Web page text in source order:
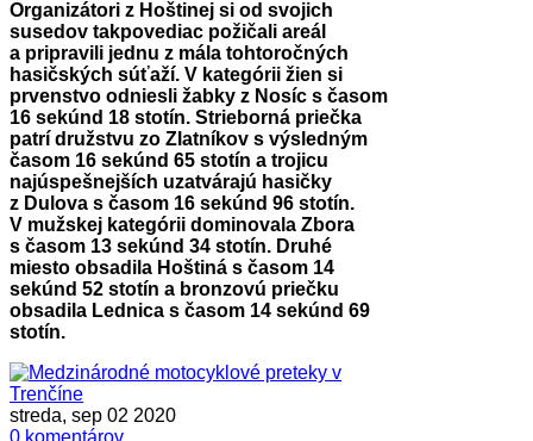
Organizátori z Hoštinej si od svojich
susedov takpovediac požičali areál
a pripravili jednu z mála tohtoročných
hasičských súťaží. V kategórii žien si
prvenstvo odniesli žabky z Nosíc s časom
16 sekúnd 18 stotín. Strieborná priečka
patrí družstvu zo Zlatníkov s výsledným
časom 16 sekúnd 65 stotín a trojicu
najúspešnejších uzatvárajú hasičky
z Dulova s časom 16 sekúnd 96 stotín.
V mužskej kategórii dominovala Zbora
s časom 13 sekúnd 34 stotín. Druhé
miesto obsadila Hoštiná s časom 14
sekúnd 52 stotín a bronzovú priečku
obsadila Lednica s časom 14 sekúnd 69
stotín.
streda, sep 02 2020